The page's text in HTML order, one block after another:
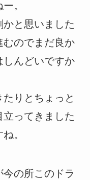
。
と思いました
むのでまだ良か
しんどいですか
りとちょっと
ってきました
。
の所このドラ